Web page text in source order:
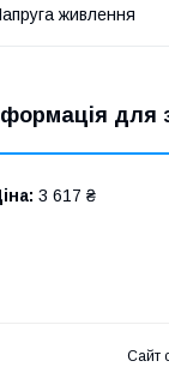
живлення
для
3 617 ₴
Сайт